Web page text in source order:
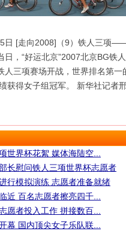
日 [走向2008]（9）铁人三项
日，“好运北京”2007北京BG铁
人三项赛场开战，世界排名第
获得女子组冠军。 新华社记者
世界杯花絮 媒体海陆空...
长慰问铁人三项世界杯志愿者
行模拟演练 志愿者准备就绪
近 百名志愿者擦亮四千...
愿者投入工作 拼接数百...
幕 国内顶尖女子乐队联...